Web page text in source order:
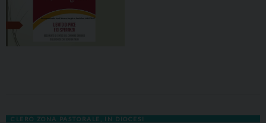
CLERO ZONA PASTORALE IN DIOCESI